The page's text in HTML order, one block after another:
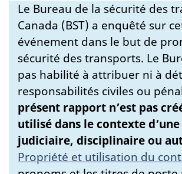
Le Bureau de la sécurité des
Canada (BST) a enquêté sur
événement dans le but de
sécurité des transports. Le
pas habilité à attribuer ni à
responsabilités civiles ou
présent rapport n’est pas
utilisé dans le contexte
judiciaire, disciplinaire ou
Propriété et utilisation du